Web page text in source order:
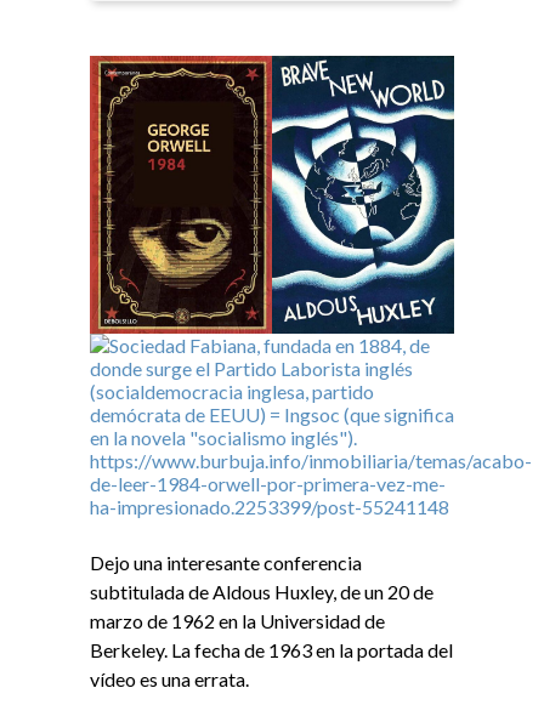
Dejo una interesante conferencia
subtitulada de Aldous Huxley, de un 20 de
marzo de 1962 en la Universidad de
Berkeley. La fecha de 1963 en la portada del
vídeo es una errata.